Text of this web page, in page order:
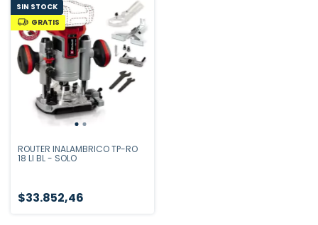
SIN STOCK
GRATIS
ROUTER INALAMBRICO TP-RO
18 LI BL - SOLO
$33.852,46